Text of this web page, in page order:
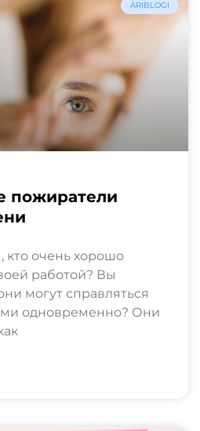
ÄRIBLOGI
пожиратели
кто очень хорошо
работой? Вы
могут справляться
одновременно? Они